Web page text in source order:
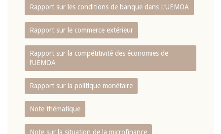
Rapport sur les conditions de banque dans L‘UEMOA
Rapport sur le commerce extérieur
Rapport sur la compétitivité des économies de
l‘UEMOA
Rapport sur la politique monétaire
Note thématique
Note sur la situation de la microfinance